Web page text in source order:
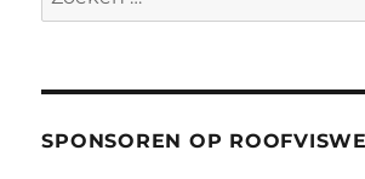
naar:
SPONSOREN OP